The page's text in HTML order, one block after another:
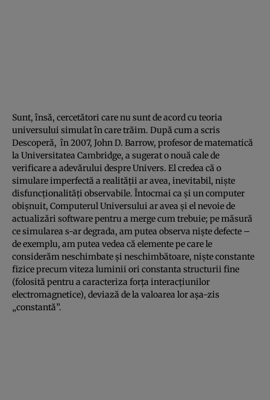
Sunt, însă, cercetători care nu sunt de acord cu teoria
universului simulat în care trăim. După cum a scris
Descoperă, în 2007, John D. Barrow, profesor de matematică
la Universitatea Cambridge, a sugerat o nouă cale de
verificare a adevărului despre Univers. El credea că o
simulare imperfectă a realităţii ar avea, inevitabil, nişte
disfuncţionalităţi observabile. Întocmai ca şi un computer
obişnuit, Computerul Universului ar avea şi el nevoie de
actualizări software pentru a merge cum trebuie; pe măsură
ce simularea s-ar degrada, am putea observa nişte defecte –
de exemplu, am putea vedea că elemente pe care le
considerăm neschimbate şi neschimbătoare, nişte constante
fizice precum viteza luminii ori constanta structurii fine
(folosită pentru a caracteriza forţa interacţiunilor
electromagnetice), deviază de la valoarea lor aşa-zis
„constantă”.